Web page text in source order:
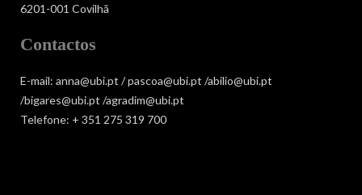
6201-001 Covilhã
Contactos
E-mail: anna@ubi.pt / pascoa@ubi.pt /abilio@ubi.pt
/bigares@ubi.pt /agradim@ubi.pt
Telefone: + 351 275 319 700